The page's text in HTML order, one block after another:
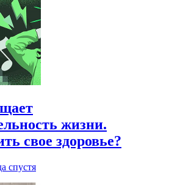
жизни.
свое здоровье?
спустя